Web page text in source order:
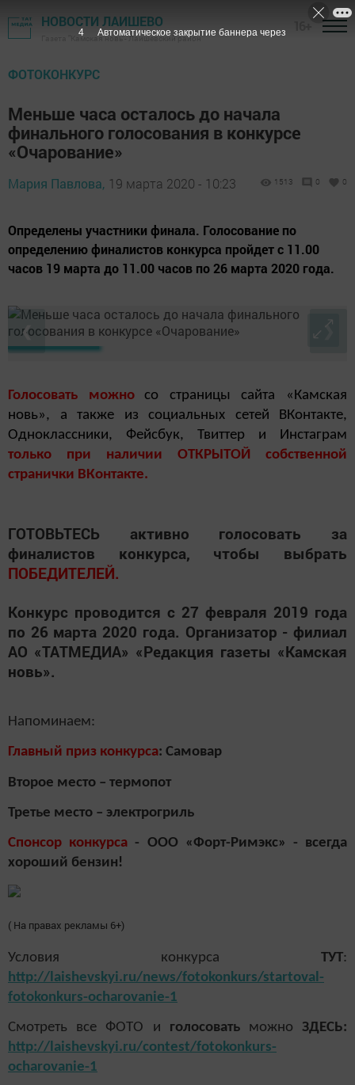
НОВОСТИ ЛАИШЕВО
Газета "Камская новь"- Лаишевский район
ФОТОКОНКУРС
Меньше часа осталось до начала
финального голосования в конкурсе
«Очарование»
Мария Павлова, 19 марта 2020 - 10:23 1513 0 0
Определены участники финала. Голосование по
определению финалистов конкурса пройдет с 11.00
часов 19 марта до 11.00 часов по 26 марта 2020 года.
❮ ❯
Голосовать можно
со страницы сайта «Камская
новь», а также из социальных сетей ВКонтакте,
Одноклассники, Фейсбук, Твиттер и Инстаграм
только при наличии ОТКРЫТОЙ собственной
странички ВКонтакте.
ГОТОВЬТЕСЬ активно голосовать за
финалистов конкурса, чтобы выбрать
ПОБЕДИТЕЛЕЙ.
Конкурс проводится с 27 февраля 2019 года
по 26 марта 2020 года. Организатор - филиал
АО «ТАТМЕДИА» «Редакция газеты «Камская
новь».
Напоминаем:
Главный приз конкурса: Самовар
Второе место – термопот
Третье место – электрогриль
Спонсор конкурса- ООО «Форт-Римэкс» - всегда
хороший бензин!
( На правах рекламы 6+)
Условия конкурса ТУТ:
http://laishevskyi.ru/news/fotokonkurs/startoval-
fotokonkurs-ocharovanie-1
Смотреть все ФОТО и голосоватьможноЗДЕСЬ:
http://laishevskyi.ru/contest/fotokonkurs-
ocharovanie-1
3 Автоматическое закрытие баннера через